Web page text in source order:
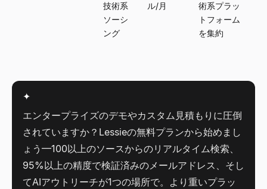
技術系
ソーシ
ング
ル/月
術系プラッ
トフォーム
を集約
✦
エンタープライズのデモやカスタム見積もりに圧倒
されていますか？Lessieの無料プランから始めまし
ょう —100以上のソースからのリアルタイム検索、
95%以上の精度で検証済みのメールアドレス、そし
てAIアウトリーチが1つの場所で。より重いプラッ